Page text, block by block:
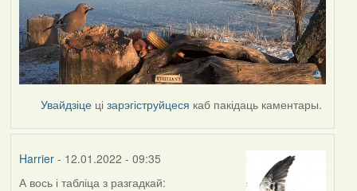
Увайдзіце цізарэгіструйцеся каб пакідаць каментары.
Harrier- 12.01.2022 - 09:35
А вось і табліца з разгадкай: